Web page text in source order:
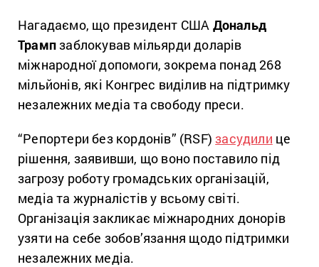
Нагадаємо, що президент США Дональд
Трампзаблокував мільярди доларів
міжнародної допомоги, зокрема понад 268
мільйонів, які Конгрес виділив на підтримку
незалежних медіа та свободу преси.
“Репортери без кордонів” (RSF)засудили це
рішення, заявивши, що воно поставило під
загрозу роботу громадських організацій,
медіа та журналістів у всьому світі.
Організація закликає міжнародних донорів
узяти на себе зобов’язання щодо підтримки
незалежних медіа.